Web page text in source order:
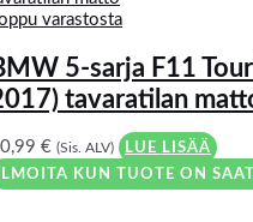
varastosta
5-sarja F11
tavaratilan
€ (Sis. ALV)
LUE LISÄÄ
ILMOITA KUN TUOTE ON